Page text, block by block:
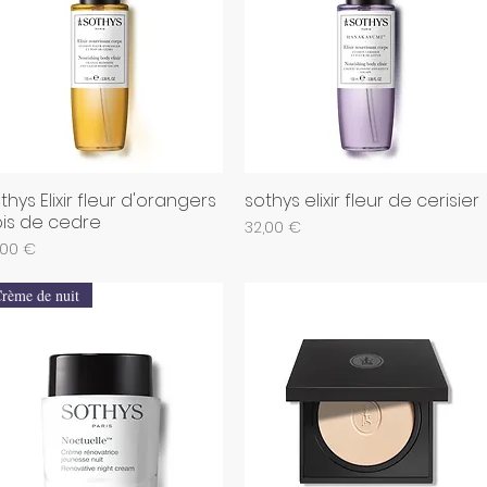
Aperçu rapide
Elixir fleur d'orangers
de cedre
€
Aperçu rapide
sothys elixir fleur de cerisier
Prix
32,00 €
de nuit